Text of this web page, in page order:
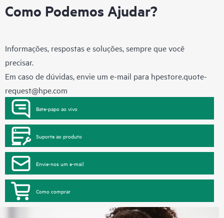
Como Podemos Ajudar?
Informações, respostas e soluções, sempre que você
precisar.
Em caso de dúvidas, envie um e-mail para hpestore.quote-
request@hpe.com
Bate-papo ao vivo
Suporte ao produto
Envie-nos um e-mail
Como comprar